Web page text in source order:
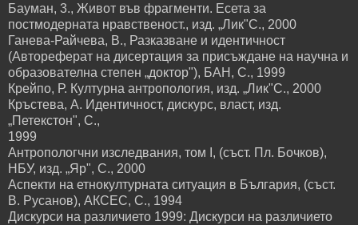
Бауман, 3., Живот във фрагменти. Есета за
постмодерната нравственост., изд. „Лик"С., 2000
Ганева-Райчева, В., Разказване и идентичност
(Автореферат на дисертация за присъждане на научна и
образователна степен „доктор"), БАН, С., 1999
Крейпо, Р. Културна антропология, изд. „Лик"С., 2000
Кръстева, А. Идентичност, дискурс, власт, изд.
„Петекстон", С.,
1999
Антропологчни изследвания, том I, (съст. Пл. Бочков),
НБУ, изд. „Яр", С., 2000
Аспекти на етнокултурната ситуация в България, (съст.
В. Русанов), АКСЕС, С., 1994
Дискурси на различието 1999: Дискурси на различието